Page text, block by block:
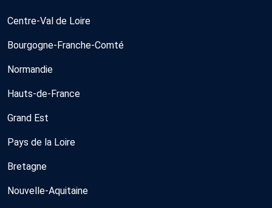
Centre-Val de Loire
Bourgogne-Franche-Comté
Normandie
Hauts-de-France
Grand Est
Pays de la Loire
Bretagne
Nouvelle-Aquitaine